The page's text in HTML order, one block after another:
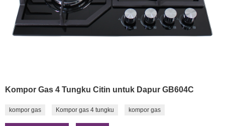
Kompor Gas 4 Tungku Citin untuk Dapur GB604C
kompor gas Kompor gas 4 tungku kompor gas